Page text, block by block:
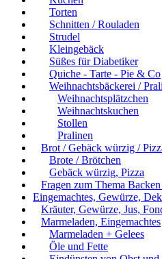
Torten
Schnitten / Rouladen
Strudel
Kleingebäck
Süßes für Diabetiker
Quiche - Tarte - Pie & Co
Weihnachtsbäckerei /
Weihnachtsplätzchen
Weihnachtskuchen
Stollen
Pralinen
Brot / Gebäck würzig /
Brote / Brötchen
Gebäck würzig, Pizza
Fragen zum Thema
Eingemachtes, Gewürze,
Kräuter, Gewürze, Jus,
Marmeladen, Eingemachtes
Marmeladen + Gelees
Öle und Fette